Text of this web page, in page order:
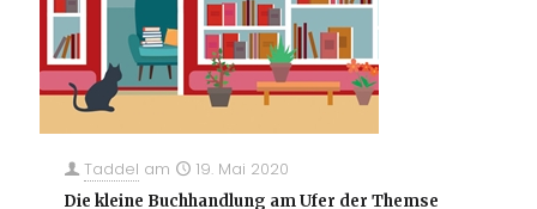
Taddel am 19. Mai 2020
Die kleine Buchhandlung am Ufer der Themse